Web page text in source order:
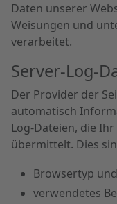
Daten unserer
Weisungen und
verarbeitet.
Server-Log-
Der Provider der
automatisch
Log-Dateien, die
übermittelt. Dies
Browsertyp
verwendetes